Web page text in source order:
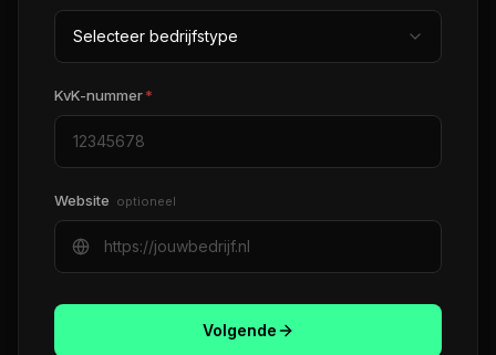
KvK-nummer*
Website optioneel
Volgende